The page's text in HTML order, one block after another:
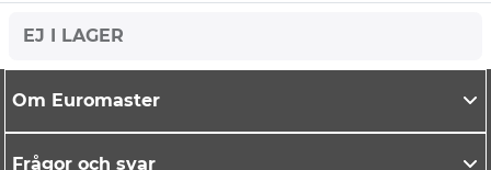
EJ I LAGER
Om Euromaster
Frågor och svar